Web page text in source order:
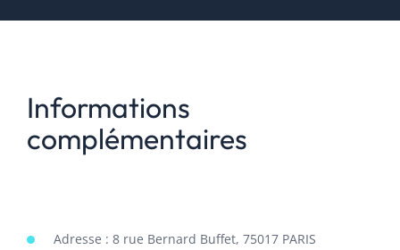
Informations
complémentaires
Adresse : 8 rue Bernard Buffet, 75017 PARIS